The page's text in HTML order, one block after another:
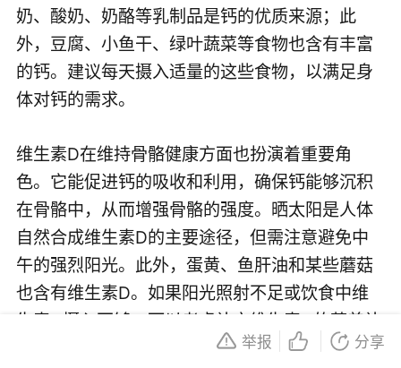
奶、酸奶、奶酪等乳制品是钙的优质来源；此
外，豆腐、小鱼干、绿叶蔬菜等食物也含有丰富
的钙。建议每天摄入适量的这些食物，以满足身
体对钙的需求。
维生素D在维持骨骼健康方面也扮演着重要角
色。它能促进钙的吸收和利用，确保钙能够沉积
在骨骼中，从而增强骨骼的强度。晒太阳是人体
自然合成维生素D的主要途径，但需注意避免中
午的强烈阳光。此外，蛋黄、鱼肝油和某些蘑菇
也含有维生素D。如果阳光照射不足或饮食中维
生素D摄入不够，可以考虑补充维生素D的营养补
举报 分享